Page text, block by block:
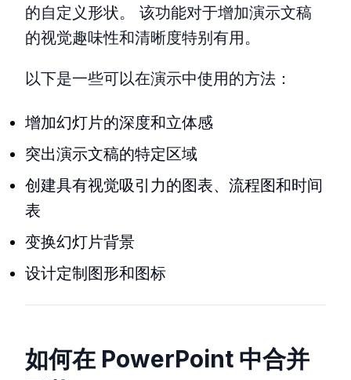
的自定义形状。 该功能对于增加演示文稿
的视觉趣味性和清晰度特别有用。
以下是一些可以在演示中使用的方法：
增加幻灯片的深度和立体感
突出演示文稿的特定区域
创建具有视觉吸引力的图表、流程图和时间
表
变换幻灯片背景
设计定制图形和图标
如何在 PowerPoint 中合并